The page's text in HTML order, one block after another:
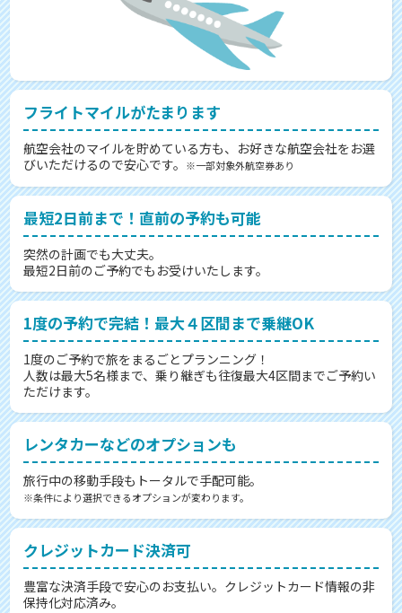
フライトマイルがたまります
航空会社のマイルを貯めている方も、お好きな航空会社をお選
びいただけるので安心です。
※一部対象外航空券あり
最短2日前まで！直前の予約も可能
突然の計画でも大丈夫。
最短2日前のご予約でもお受けいたします。
1度の予約で完結！最大４区間まで乗継OK
1度のご予約で旅をまるごとプランニング！
人数は最大5名様まで、乗り継ぎも往復最大4区間までご予約い
ただけます。
レンタカーなどのオプションも
旅行中の移動手段もトータルで手配可能。
※条件により選択できるオプションが変わります。
クレジットカード決済可
豊富な決済手段で安心のお支払い。クレジットカード情報の非
保持化対応済み。